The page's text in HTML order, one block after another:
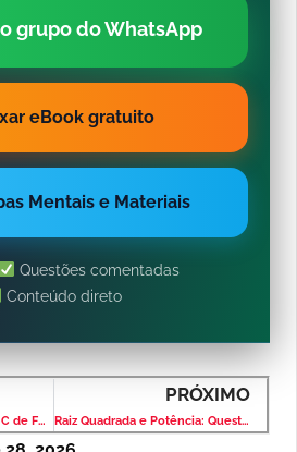
grupo do WhatsApp
eBook gratuito
Mentais e Materiais
Questões comentadas
Conteúdo direto
Aprenda a Calcular o MMC de Forma Rápida e Sem Confusão
PRÓXIMO
Raiz Quadrada e Potência: Questão Simples Que Confunde Muita Gente